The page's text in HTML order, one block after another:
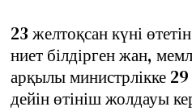
23 желтоқсан күні
ниет білдірген жан,
арқылы министрлікке
дейін өтініш жолдауы